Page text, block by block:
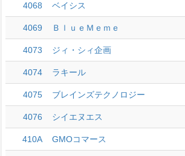
4068 ベイシス
4069 ＢｌｕｅＭｅｍｅ
4073 ジィ・シィ企画
4074 ラキール
4075 ブレインズテクノロジー
4076 シイエヌエス
410A GMOコマース